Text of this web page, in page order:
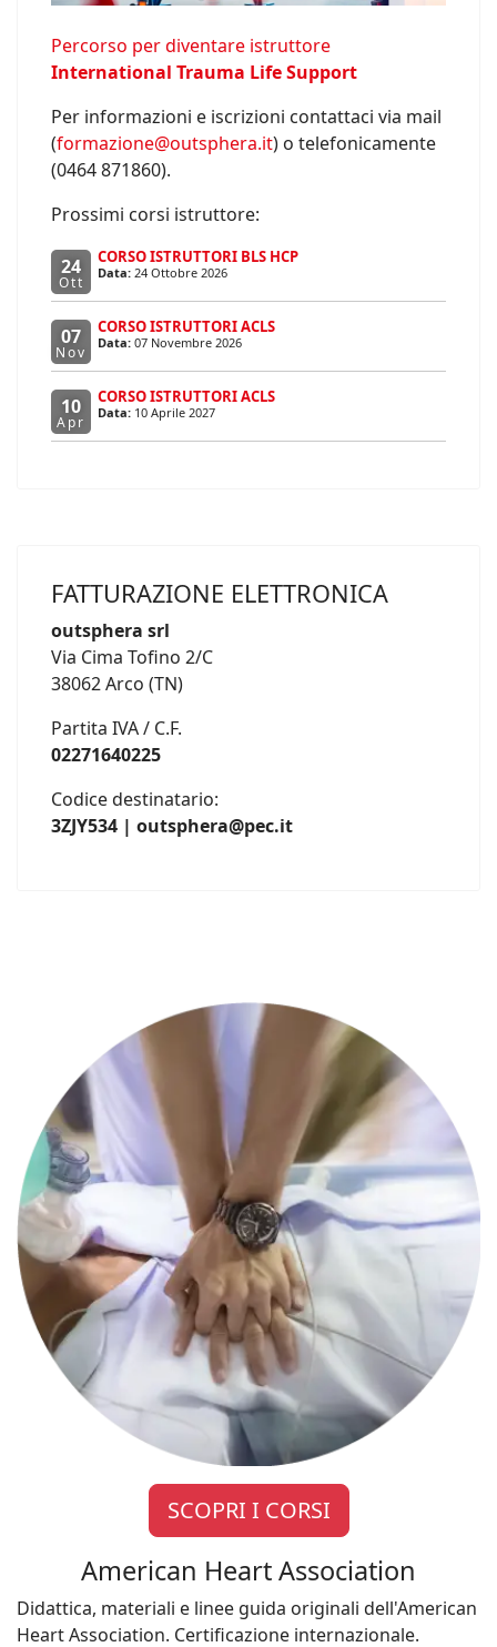
Percorso per diventare istruttore
International Trauma Life Support
Per informazioni e iscrizioni contattaci via mail
(formazione@outsphera.it) o telefonicamente
(0464 871860).
Prossimi corsi istruttore:
24
Ott
CORSO ISTRUTTORI BLS HCP
Data: 24 Ottobre 2026
07
Nov
CORSO ISTRUTTORI ACLS
Data: 07 Novembre 2026
10
Apr
CORSO ISTRUTTORI ACLS
Data: 10 Aprile 2027
FATTURAZIONE ELETTRONICA
outsphera srl
Via Cima Tofino 2/C
38062 Arco (TN)
Partita IVA / C.F.
02271640225
Codice destinatario:
3ZJY534 | outsphera@pec.it
SCOPRI I CORSI
American Heart Association
Didattica, materiali e linee guida originali dell'American
Heart Association. Certificazione internazionale.